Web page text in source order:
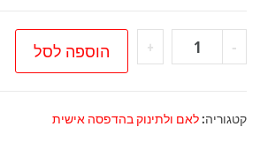
-
כמות
של
פליז
+ הוספה לסל
קטגוריה:לאם ולתינוק בהדפסה אישית